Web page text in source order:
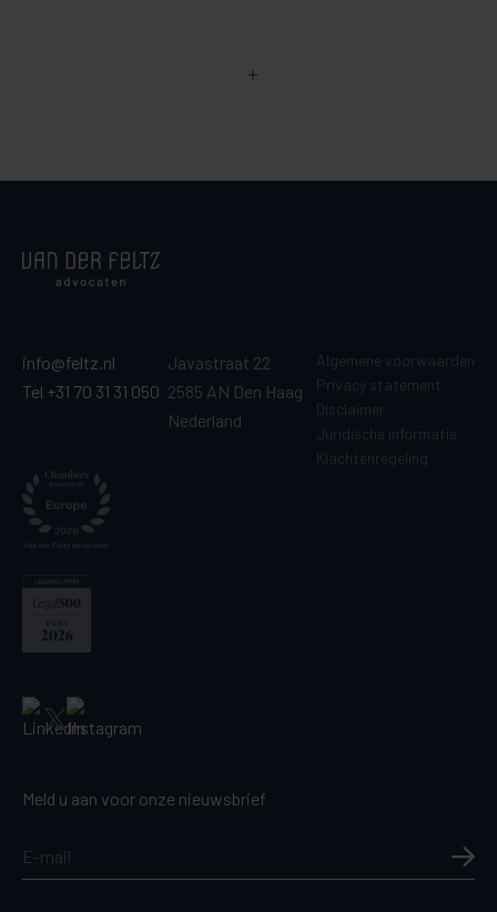
info@feltz.nl
Tel +31 70 31 31 050
Javastraat 22
2585 AN Den Haag
Nederland
Algemene voorwaarden
Privacy statement
Disclaimer
Juridische informatie
Klachtenregeling
Meld u aan voor onze nieuwsbrief